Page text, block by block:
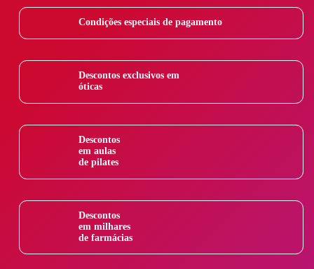
Condições especiais de pagamento
Descontos exclusivos em
óticas
Descontos
em aulas
de pilates
Descontos
em milhares
de farmácias